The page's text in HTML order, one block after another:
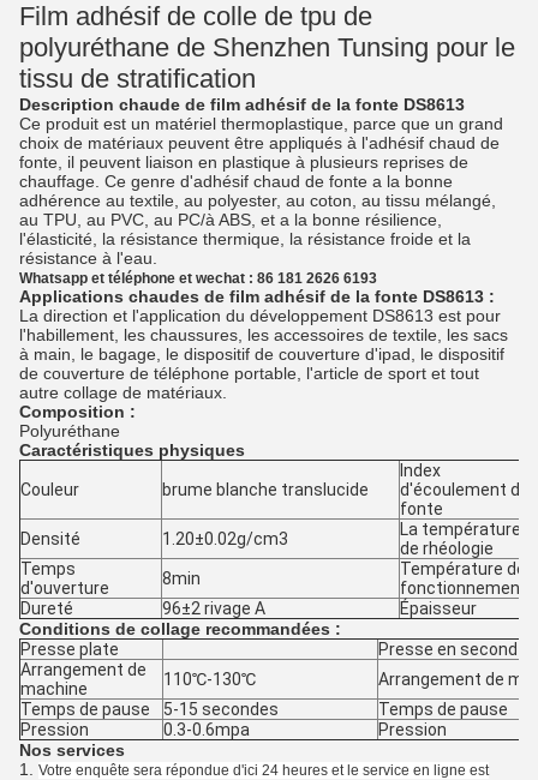
Film adhésif de colle de tpu de
polyuréthane de Shenzhen Tunsing pour le
tissu de stratification
Description chaude de film adhésif de la fonte DS8613
Ce produit est un matériel thermoplastique, parce que un grand
choix de matériaux peuvent être appliqués à l'adhésif chaud de
fonte, il peuvent liaison en plastique à plusieurs reprises de
chauffage. Ce genre d'adhésif chaud de fonte a la bonne
adhérence au textile, au polyester, au coton, au tissu mélangé,
au TPU, au PVC, au PC/à ABS, et a la bonne résilience,
l'élasticité, la résistance thermique, la résistance froide et la
résistance à l'eau.
Whatsapp et téléphone et wechat : 86 181 2626 6193
Applications chaudes de film adhésif de la fonte DS8613 :
La direction et l'application du développement DS8613 est pour
l'habillement, les chaussures, les accessoires de textile, les sacs
à main, le bagage, le dispositif de couverture d'ipad, le dispositif
de couverture de téléphone portable, l'article de sport et tout
autre collage de matériaux.
Composition :
Polyuréthane
Caractéristiques physiques
Couleur brume blanche translucide
Index
d'écoulement de
fonte
Densité
1.20±0.02g/cm3
La température
de rhéologie
Temps
d'ouverture
8min
Température de
fonctionnement
Dureté
96±2 rivage A
Épaisseur
Conditions de collage recommandées :
Presse plate
Presse en second
Arrangement de
machine
110℃-130℃
Arrangement de
Temps de pause
5-15 secondes
Temps de pause
Pression
0.3-0.6mpa
Pression
Nos services
1. Votre enquête sera répondue d'ici 24 heures et le service en ligne est